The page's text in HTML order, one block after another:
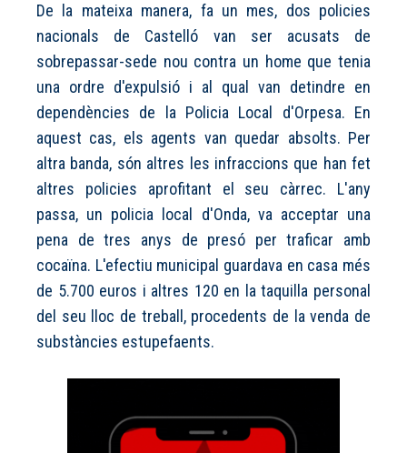
De la mateixa manera, fa un mes, dos policies
nacionals de Castelló van ser acusats de
sobrepassar-sede nou contra un home que tenia
una ordre d'expulsió i al qual van detindre en
dependències de la Policia Local d'Orpesa. En
aquest cas, els agents van quedar absolts. Per
altra banda, són altres les infraccions que han fet
altres policies aprofitant el seu càrrec. L'any
passa, un policia local d'Onda, va acceptar una
pena de tres anys de presó per traficar amb
cocaïna. L'efectiu municipal guardava en casa més
de 5.700 euros i altres 120 en la taquilla personal
del seu lloc de treball, procedents de la venda de
substàncies estupefaents.